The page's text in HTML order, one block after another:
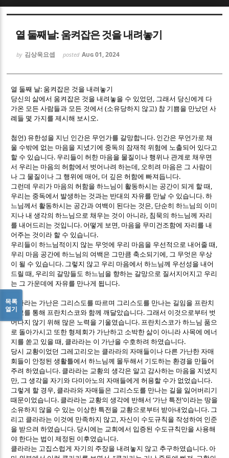
열 둘째날: 움켜잡은 것을 내려놓기
by 김상욱요셉 posted Aug 01, 2024
열 둘째 날: 움켜잡은 것을 내려놓기
당신의 삶에서 움켜잡은 것을 내려놓을 수 있었던 , 그래서 당신에게 다
가온 모든 사람들과 모든 것에서(소유당하지 않고) 참 기쁨을 만났던 사
례들 몇 가지를 제시해 보시오 .
첨언) 유한성을 지닌 인간은 무언가를 갈망합니다. 인간은 무언가로 채
울 수밖에 없는 마음을 지녔기에 중독의 잠재적 위험에 노출되어 있다고
할 수 있습니다. 우리들이 허한 마음을 물질이나 행위나 관계로 채우면
서 우리는 마음의 허함에서 벗어나려 하는데 , 오히려 마음은 그 사람이
나 그 물질이나 그 행위에 매어 , 더 깊은 허함에 빠져듭니다.
그런데 우리가 마음의 허함을 하느님이 활동하시는 공간이 되게 할 때 ,
우리는 중독에서 발생하는 것과는 반대의 자유를 만날 수 있습니다.하
느님께서 활동하시는 공간과 여백이 된다는 것은, 단순히 하느님의 이미
지나 내 생각의 하느님으로 채우는 것이 아니라, 침묵의 하느님께 자리
를 내어드리는 것입니다. 어떻게 보면 , 마음을 무미건조함에 자리를 내
어주는 것이라 할 수 있습니다.
우리들이 하느님적이지 않는 무엇에 우리 마음을 우선적으로 내어줄 때 ,
우리 마음 공간에 하느님의 여백은 그만큼 축소되기에 , 그 무엇은 우상
이 될 수 있습니다. 그렇지 않고 우리 마음에서 하느님께 우선성을 내어
드릴 때 , 우리의 갈망들도 하느님을 향하는 갈망으로 질서지어지고 우리
는 그 가운데에 자유를 만나게 됩니다.
클라라는 가난은 그리스도를 따르며 그리스도를 만나는 길임을 프란치
스코를 통해 프란치스코와 함께 깨달았습니다. 그래서 이것으로부터 벗
어나지 않기 위해 많은 노력을 기울였습니다. 프란치스코가 하느님 품으
로 돌아가시고 또한 형제회가 가난하고 소박한 삶이 아니라 사목에 에너
지를 쏟고 있을 때 , 클라라는 이 가난을 수호하려 하였습니다.
당시 교황이었던 그레고리오는 클라라의 자매들이나 다른 가난한 자매
회들이 안정된 생활틀에서 하느님께 몰두해서 기도하는 환경을 만들어
주려 하였습니다. 클라라는 교황의 생각은 알고 감사하는 마음을 지녔지
만, 그 생각을 자기와 다미아노의 자매들에게 허용할 수가 없었습니다.
그렇게 할 경우, 클라라와 자매들은 그리스도를 만나는 길을 잃어버리기
때문이었습니다. 클라라는 교황의 생각에 반해서‘가난 특전’이라는 땅을
소유하지 않을 수 있는 이상한 특전을 교황으로부터 받아내었습니다. 그
리고 클라라는 이것에 만족하지 않고 ,자신이 수도규칙을 작성하여 인준
을 받으려 하였습니다. 당시에는 교회에서 입증된 수도규칙만을 사용해
야 한다는 법이 제정된 이후였습니다.
클라라는 고집스럽게 자기의 주장을 내려놓지 않고 추구하였습니다. 아
목록
열기
Sketchbook5, 스케치북5
Sketchbook5, 스케치북5
Sketchbook5, 스케치북5
Sketchbook5, 스케치북5